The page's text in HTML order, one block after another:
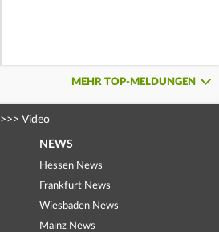
MEHR TOP-MELDUNGEN
>>> Video
NEWS
Hessen News
Frankfurt News
Wiesbaden News
Mainz News